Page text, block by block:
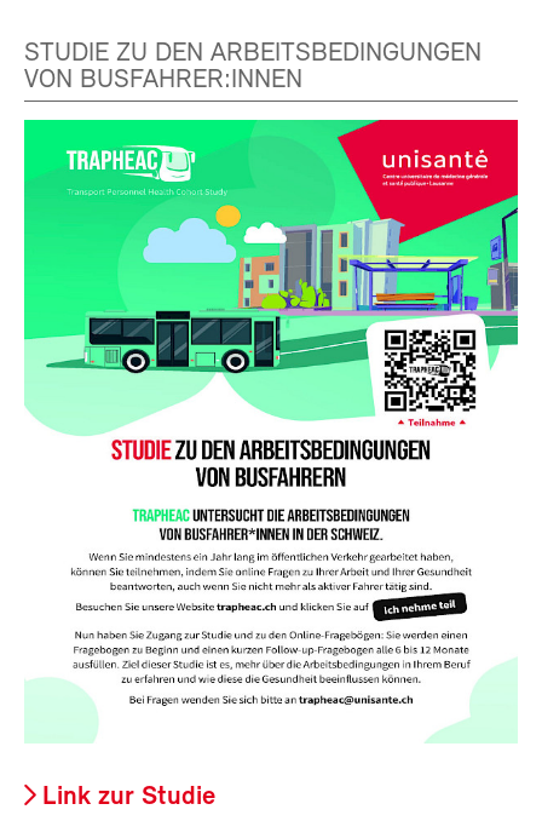
STUDIE ZU DEN ARBEITSBEDINGUNGEN
VON BUSFAHRER:INNEN
Link zur Studie